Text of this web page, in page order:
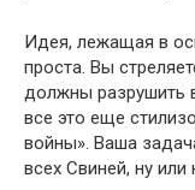
Идея, лежащая в
проста. Вы
должны разрушить
все это еще
войны». Ваша
всех Свиней, ну или